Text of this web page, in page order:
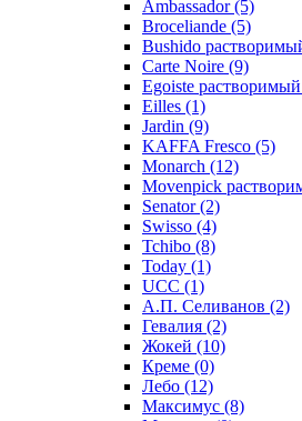
Ambassador(5)
Broceliande (5)
Bushido
Carte Noire (9)
Egoiste растворимый
Eilles (1)
Jardin (9)
KAFFA Fresco (5)
Monarch (12)
Movenpick
Senator(2)
Swisso (4)
Tchibo (8)
Today (1)
UCC (1)
А.П. Селиванов (2)
Гевалия (2)
Жокей (10)
Креме (0)
Лебо (12)
Максимус (8)